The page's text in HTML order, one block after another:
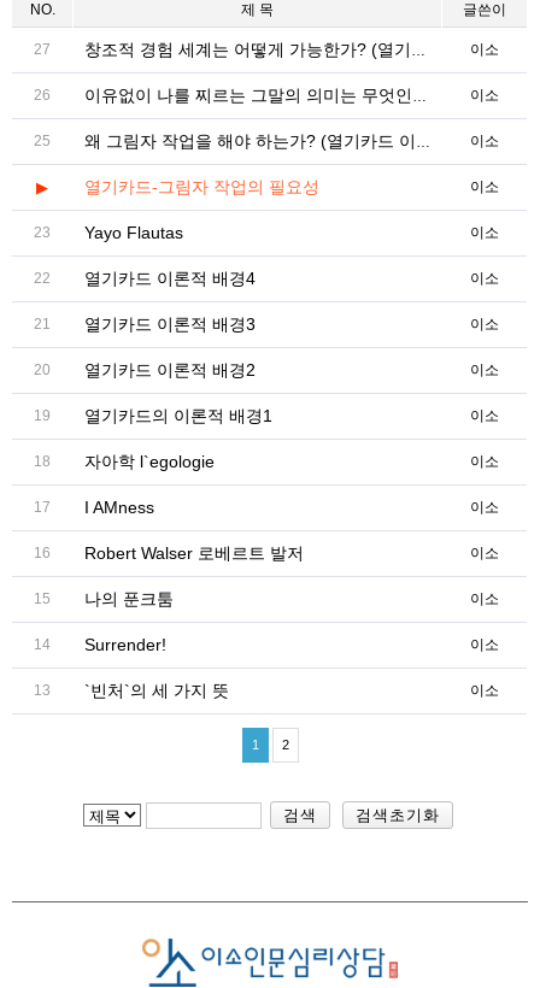
NO. 제 목 글쓴이
27 창조적 경험 세계는 어떻게 가능한가? (열기카드 이론적배경 3) 이소
26 이유없이 나를 찌르는 그말의 의미는 무엇인가? (열기카드 이론적배경2) 이소
25 왜 그림자 작업을 해야 하는가? (열기카드 이론적배경 1) 이소
▶ 열기카드-그림자 작업의 필요성 이소
23 Yayo Flautas 이소
22 열기카드 이론적 배경4 이소
21 열기카드 이론적 배경3 이소
20 열기카드 이론적 배경2 이소
19 열기카드의 이론적 배경1 이소
18 자아학 l`egologie 이소
17 I AMness 이소
16 Robert Walser 로베르트 발저 이소
15 나의 푼크툼 이소
14 Surrender! 이소
13 `빈처`의 세 가지 뜻 이소
1 2
검색 검색초기화